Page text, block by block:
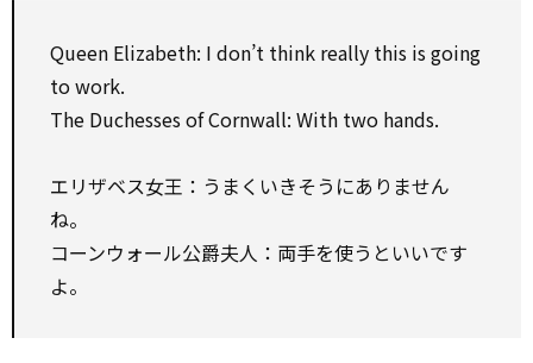
Queen Elizabeth: I don’t think really this is going
to work.
The Duchesses of Cornwall: With two hands.
エリザベス女王：うまくいきそうにありません
ね。
コーンウォール公爵夫人：両手を使うといいです
よ。